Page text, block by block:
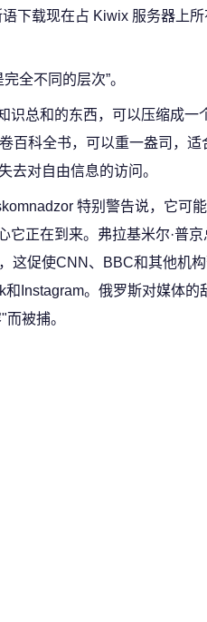
下载现在占 Kiwix 服务器上
全不同的层次”。
识总和的东西，可以压缩成一
百科全书，可以重一盎司，适
去对自由信息的访问。
特别警告说，它可
正在到来。弗拉基米尔·普
这促使CNN、BBC和其他机
Instagram。俄罗斯对媒体的
被捕。